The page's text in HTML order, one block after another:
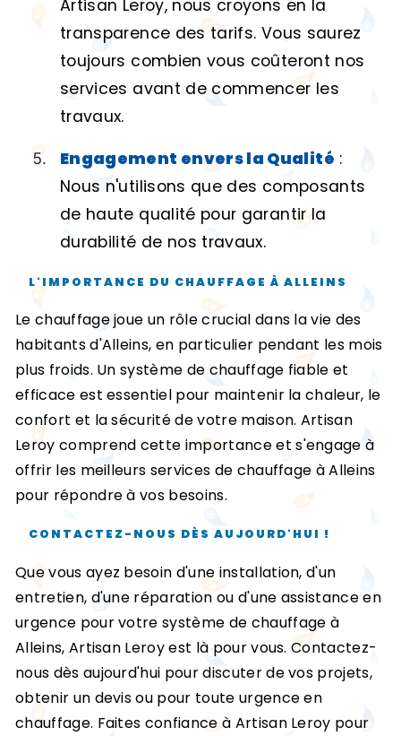
Artisan Leroy, nous croyons en la
transparence des tarifs. Vous saurez
toujours combien vous coûteront nos
services avant de commencer les
travaux.
Engagement envers la Qualité :
Nous n'utilisons que des composants
de haute qualité pour garantir la
durabilité de nos travaux.
L'IMPORTANCE DU CHAUFFAGE À ALLEINS
Le chauffage joue un rôle crucial dans la vie des
habitants d'Alleins, en particulier pendant les mois
plus froids. Un système de chauffage fiable et
efficace est essentiel pour maintenir la chaleur, le
confort et la sécurité de votre maison. Artisan
Leroy comprend cette importance et s'engage à
offrir les meilleurs services de chauffage à Alleins
pour répondre à vos besoins.
CONTACTEZ-NOUS DÈS AUJOURD'HUI !
Que vous ayez besoin d'une installation, d'un
entretien, d'une réparation ou d'une assistance en
urgence pour votre système de chauffage à
Alleins, Artisan Leroy est là pour vous. Contactez-
nous dès aujourd'hui pour discuter de vos projets,
obtenir un devis ou pour toute urgence en
chauffage. Faites confiance à Artisan Leroy pour